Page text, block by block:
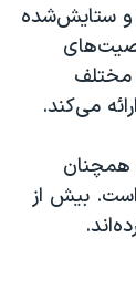
و ستایش‌شده
مختلف
می‌کند.
۱۹۶۹ آغاز شد، همچنان
بیش از